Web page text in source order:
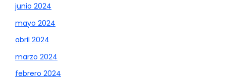
junio 2024
mayo 2024
abril 2024
marzo 2024
febrero 2024